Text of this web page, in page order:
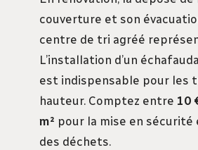
couverture et son
centre de tri agréé
L’installation d’un
est indispensable pour les
hauteur. Comptez entre 10
m² pour la mise en sécurité
des déchets.